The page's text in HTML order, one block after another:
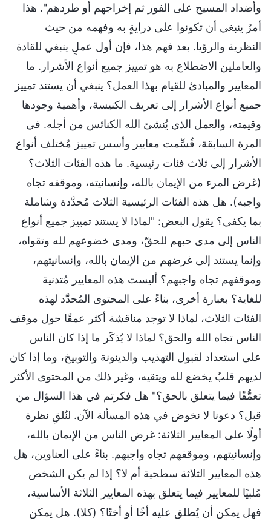
وأضداد المسيح على الفور ثم إخراجهم أو طردهم". هذا
أمرٌ ينبغي أن تكونوا على درايةٍ به وفهمه من حيث
النظرية والرؤيا. بعد فهم هذا، فإن أول عملٍ ينبغي للقادة
والعاملين الاضطلاع به هو تمييز جميع أنواع الأشرار. ما
المعايير والمبادئ للقيام بهذا العمل؟ ينبغي أن يستند تمييز
جميع أنواع الأشرار إلى تعريف الكنيسة، وأهمية وجودها
وقيمته، والعمل الذي يُنشئ الله الكنائس من أجله. في
المرة السابقة، قُسِّمت معايير وأسس تمييز مُختلف أنواع
الأشرار إلى ثلاث فئات رئيسية. ما هذه الفئات الثلاث؟
(غرض المرء من الإيمان بالله، وإنسانيته، وموقفه تجاه
واجبه). هل هذه الفئات الرئيسية الثلاث مُحدَّدة وشاملة
بما يكفي؟ يقول البعض: "لماذا لا يستند تمييز جميع أنواع
الناس إلى مدى حبهم للحقّ، ومدى خضوعهم لله وتقواه،
وإنما يستند إلى غرضهم من الإيمان بالله، وإنسانيتهم،
وموقفهم تجاه واجبهم؟ أليست هذه المعايير مُتدنية
للغاية؟ بعبارة أخرى، بناءً على المحتوى المُحدَّد لهذه
الفئات الثلاث، لماذا لا توجد مناقشة أكثر عمقًا حول موقف
الناس تجاه الله والحق؟ لماذا لا يُذكَر ما إذا كان الناس
على استعداد لقبول التهذيب والدينونة والتوبيخ، وما إذا كان
لديهم قلبٌ يخضع لله ويتقيه، وغير ذلك من المحتوى الأكثر
تعمُّقًا فيما يتعلق بالحق؟" هل فكرتم في هذا السؤال من
قبل؟ دعونا لا نخوض في هذه المسألة الآن. لنُلقِ نظرة
أولًا على المعايير الثلاثة: غرض الناس من الإيمان بالله،
وإنسانيتهم، وموقفهم تجاه واجبهم. بناءً على العناوين، هل
هذه المعايير الثلاثة سطحية أم لا؟ إذا لم يكن الشخص
مُلبيًا للمعايير فيما يتعلق بهذه المعايير الثلاثة الأساسية،
فهل يمكن أن يُطلق عليه أخًا أو أختًا؟ (كلا). هل يمكن